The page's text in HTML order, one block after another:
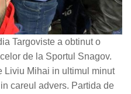
Targoviste a obtinut o
de la Sportul Snagov.
Liviu Mihai in ultimul minut
careul advers. Partida de